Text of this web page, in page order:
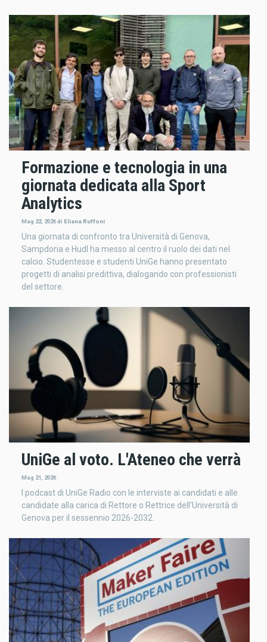
Formazione e tecnologia in una
giornata dedicata alla Sport
Analytics
Mag 22, 2026di Eliana Ruffoni
Una giornata di confronto tra Università di Genova,
Sampdoria e Hudl ha messo al centro il ruolo dei dati nel
calcio. Studentesse e studenti UniGe hanno presentato
progetti di analisi predittiva, dialogando con professionisti
del settore.
UniGe al voto. L'Ateneo che verrà
Mag 21, 2026
I podcast di UniGe Radio con le interviste ai candidati e alle
candidate alla carica di Rettore o Rettrice dell'Università di
Genova per il sessennio 2026-2032.